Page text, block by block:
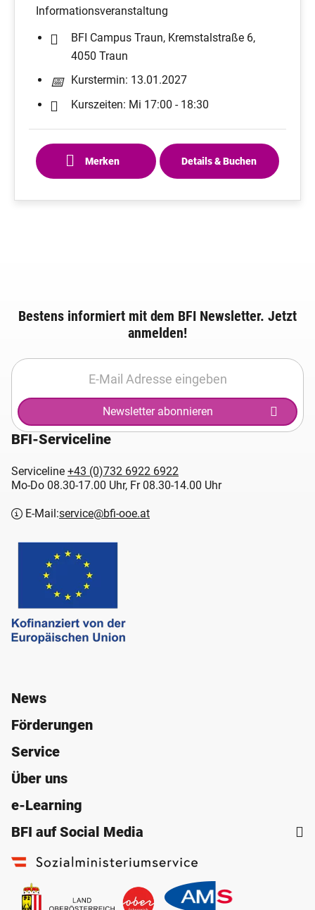
Informationsveranstaltung
BFI Campus Traun, Kremstalstraße 6,
4050 Traun
Kurstermin: 13.01.2027
Kurszeiten: Mi 17:00 - 18:30
Merken Details & Buchen
Bestens informiert mit dem BFI Newsletter. Jetzt
anmelden!
Newsletter abonnieren
BFI-Serviceline
Serviceline +43 (0)732 6922 6922
Mo-Do 08.30-17.00 Uhr, Fr 08.30-14.00 Uhr
E-Mail:service@bfi-ooe.at
News
Förderungen
Service
Über uns
e-Learning
BFI auf Social Media